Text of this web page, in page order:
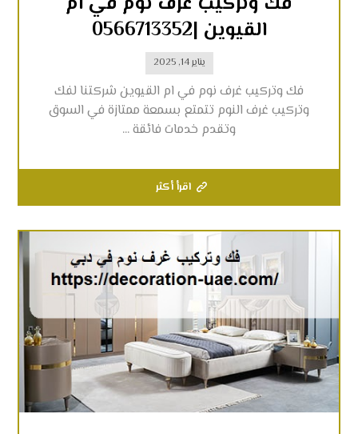
القيوين |0566713352
يناير 14, 2025
فك وتركيب غرف نوم في ام القيوين شركتنا لفك
وتركيب غرف النوم تتمتع بسمعة ممتازة في السوق
وتقدم خدمات فائقة ...
اقرأ أكثر